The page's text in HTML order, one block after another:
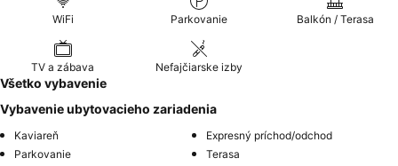
WiFi Parkovanie Balkón / Terasa
TV a zábava Nefajčiarske izby
Všetko vybavenie
Vybavenie ubytovacieho zariadenia
Kaviareň
Expresný príchod/odchod
Parkovanie
Terasa